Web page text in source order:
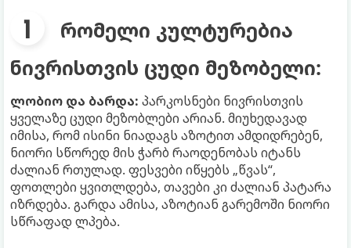
რომელი კულტურებია
ნივრისთვის ცუდი მეზობელი:
ლობიო და ბარდა: პარკოსნები ნივრისთვის
ყველაზე ცუდი მეზობლები არიან. მიუხედავად
იმისა, რომ ისინი ნიადაგს აზოტით ამდიდრებენ,
ნიორი სწორედ მის ჭარბ რაოდენობას იტანს
ძალიან რთულად. ფესვები იწყებს „წვას“,
ფოთლები ყვითლდება, თავები კი ძალიან პატარა
იზრდება. გარდა ამისა, აზოტიან გარემოში ნიორი
სწრაფად ლპება.